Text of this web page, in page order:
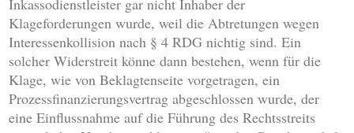
Inkassodienstleister gar nicht Inhaber der
Klageforderungen wurde, weil die Abtretungen wegen
Interessenkollision nach § 4 RDG nichtig sind. Ein
solcher Widerstreit könne dann bestehen, wenn für die
Klage, wie von Beklagtenseite vorgetragen, ein
Prozessfinanzierungsvertrag abgeschlossen wurde, der
eine Einflussnahme auf die Führung des Rechtsstreits